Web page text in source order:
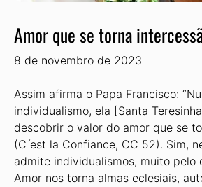
Amor que se torna
8 de novembro de 2023
Assim afirma o Papa Francisco:
individualismo, ela [Santa
descobrir o valor do amor que se
(C ́est la Confiance, CC 52). Sim,
admite individualismos, muito pelo
Amor nos torna almas eclesiais,